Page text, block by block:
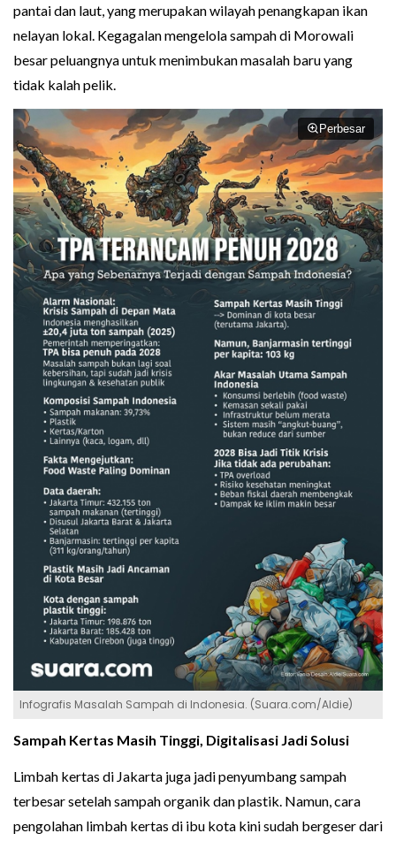
pantai dan laut, yang merupakan wilayah penangkapan ikan
nelayan lokal. Kegagalan mengelola sampah di Morowali
besar peluangnya untuk menimbukan masalah baru yang
tidak kalah pelik.
Perbesar
Infografis Masalah Sampah di Indonesia. (Suara.com/Aldie)
Sampah Kertas Masih Tinggi, Digitalisasi Jadi Solusi
Limbah kertas di Jakarta juga jadi penyumbang sampah
terbesar setelah sampah organik dan plastik. Namun, cara
pengolahan limbah kertas di ibu kota kini sudah bergeser dari